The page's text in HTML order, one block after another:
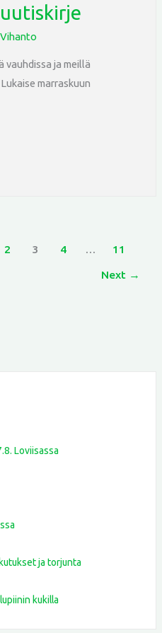
Loviisassa
ja torjunta
kukilla
vauhdissa ja meillä
marraskuun
2 3 4 … 11
Next →